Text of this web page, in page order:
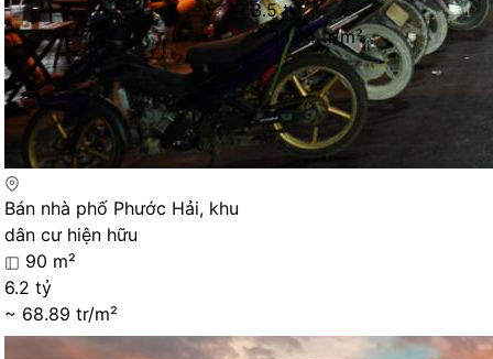
Bán nhà phố Phước Hải, khu
dân cư hiện hữu
90 m²
6.2 tỷ
~ 68.89 tr/m²
3.5 tỷ
~ 36.84 tr/m²